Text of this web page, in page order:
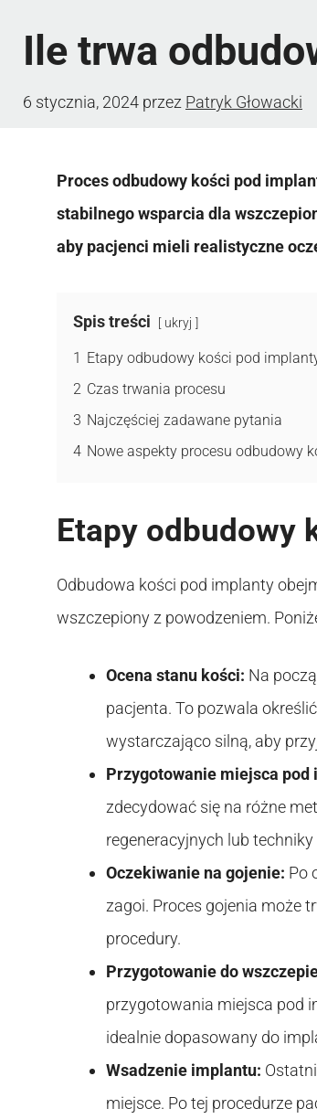
Ile trwa
6 stycznia, 2024 przez Patryk Głowacki
Proces odbudowy kości pod
stabilnego wsparcia dla
aby pacjenci mieli realistyczne
Spis treści ukryj
1 Etapy odbudowy kości pod
2 Czas trwania procesu
3 Najczęściej zadawane pytania
4 Nowe aspekty procesu odbudowy
Etapy odbudowy
Odbudowa kości pod implanty
wszczepiony z powodzeniem.
Ocena stanu kości: Na
pacjenta. To pozwala
wystarczająco silną, aby
Przygotowanie miejsca pod
zdecydować się na różne
regeneracyjnych lub
Oczekiwanie na gojenie: Po
zagoi. Proces gojenia może
procedury.
Przygotowanie do
przygotowania miejsca pod
idealnie dopasowany do
Wsadzenie implantu:
miejsce. Po tej procedurze